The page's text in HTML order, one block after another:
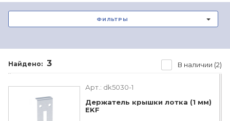
ФИЛЬТРЫ
Найдено: 3 В наличии (2)
Арт.: dk5030-1
Держатель крышки лотка (1 мм)
EKF